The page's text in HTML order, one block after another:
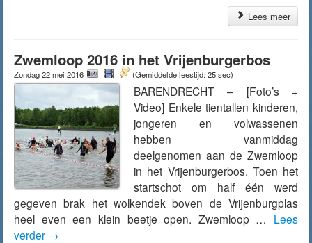
Lees meer
Zwemloop 2016 in het Vrijenburgerbos
Zondag 22 mei 2016 (Gemiddelde leestijd: 25 sec)
BARENDRECHT – [Foto’s +
Video] Enkele tientallen kinderen,
jongeren en volwassenen
hebben vanmiddag
deelgenomen aan de Zwemloop
in het Vrijenburgerbos. Toen het
startschot om half één werd
gegeven brak het wolkendek boven de Vrijenburgplas
heel even een klein beetje open. Zwemloop … Lees
verder →